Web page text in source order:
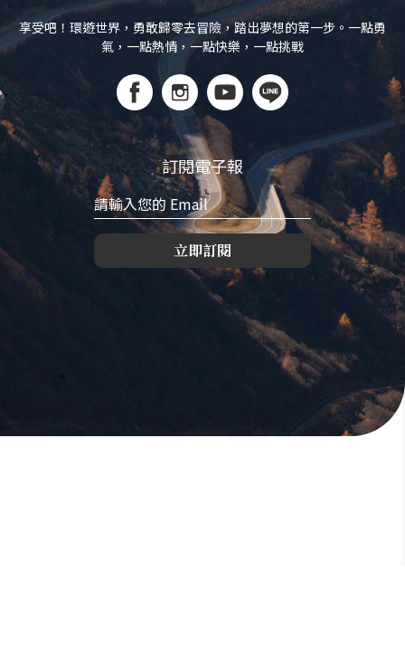
享受吧！環遊世界，勇敢歸零去冒險，踏出夢想的第一步。一點勇
氣，一點熱情，一點快樂，一點挑戰
訂閱電子報
立即訂閱